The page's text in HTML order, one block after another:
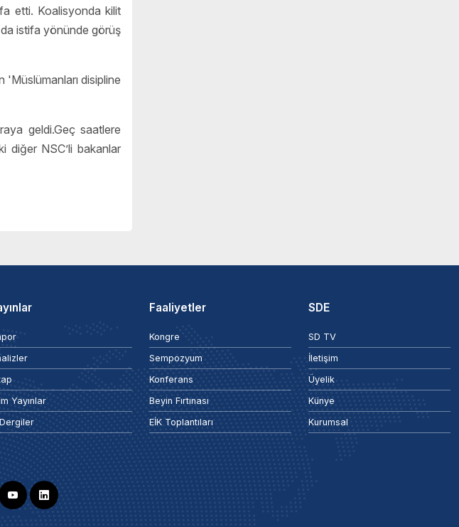
etti. Koalisyonda kilit
istifa yönünde görüş
'Müslümanları disipline
geldi.Geç saatlere
diğer NSC’li bakanlar
Yayınlar
Faaliyetler
Kongre
Sempozyum
Konferans
Beyin Fırtınası
EİK Toplantıları
SDE
SD TV
İletişim
Üyelik
Künye
Kurumsal